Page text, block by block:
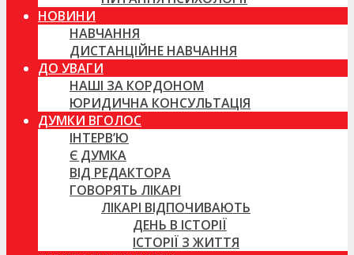
НОВИНИ
НАВЧАННЯ
ДИСТАНЦІЙНЕ НАВЧАННЯ
ДО УВАГИ
НАШІ ЗА КОРДОНОМ
ЮРИДИЧНА КОНСУЛЬТАЦІЯ
ДУМКИ ВГОЛОС
ІНТЕРВ’Ю
Є ДУМКА
ВІД РЕДАКТОРА
ГОВОРЯТЬ ЛІКАРІ
ЛІКАРІ ВІДПОЧИВАЮТЬ
ДЕНЬ В ІСТОРІЇ
ІСТОРІЇ З ЖИТТЯ